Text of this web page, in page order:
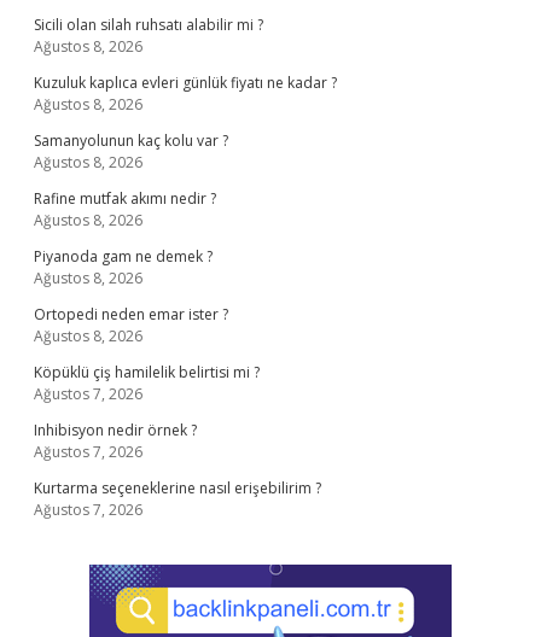
Sicili olan silah ruhsatı alabilir mi ?
Ağustos 8, 2026
Kuzuluk kaplıca evleri günlük fiyatı ne kadar ?
Ağustos 8, 2026
Samanyolunun kaç kolu var ?
Ağustos 8, 2026
Rafine mutfak akımı nedir ?
Ağustos 8, 2026
Piyanoda gam ne demek ?
Ağustos 8, 2026
Ortopedi neden emar ister ?
Ağustos 8, 2026
Köpüklü çiş hamilelik belirtisi mi ?
Ağustos 7, 2026
Inhibisyon nedir örnek ?
Ağustos 7, 2026
Kurtarma seçeneklerine nasıl erişebilirim ?
Ağustos 7, 2026